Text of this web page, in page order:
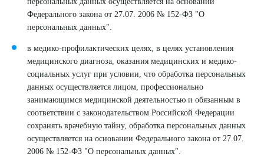
Федерального закона от 27.07. 2006 № 152-ФЗ "О
персональных данных".
в медико-профилактических целях, в целях установления
медицинского диагноза, оказания медицинских и медико-
социальных услуг при условии, что обработка персональных
данных осуществляется лицом, профессионально
занимающимся медицинской деятельностью и обязанным в
соответствии с законодательством Российской Федерации
сохранять врачебную тайну, обработка персональных данных
осуществляется на основании Федерального закона от 27.07.
2006 № 152-ФЗ "О персональных данных".